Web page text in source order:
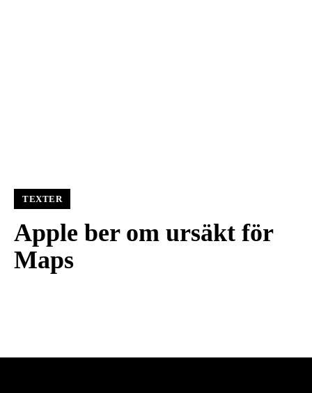
TEXTER
Apple ber om ursäkt för
Maps